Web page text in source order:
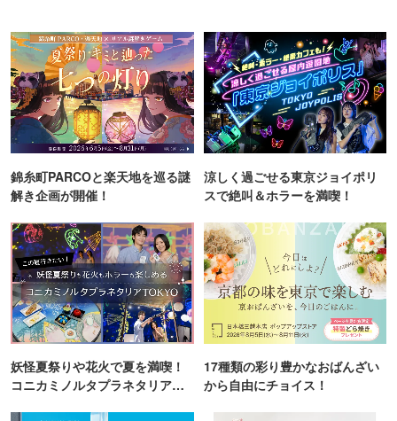
錦糸町PARCOと楽天地を巡る謎
解き企画が開催！
涼しく過ごせる東京ジョイポリ
スで絶叫＆ホラーを満喫！
妖怪夏祭りや花火で夏を満喫！
コニカミノルタプラネタリア
17種類の彩り豊かなおばんざい
から自由にチョイス！